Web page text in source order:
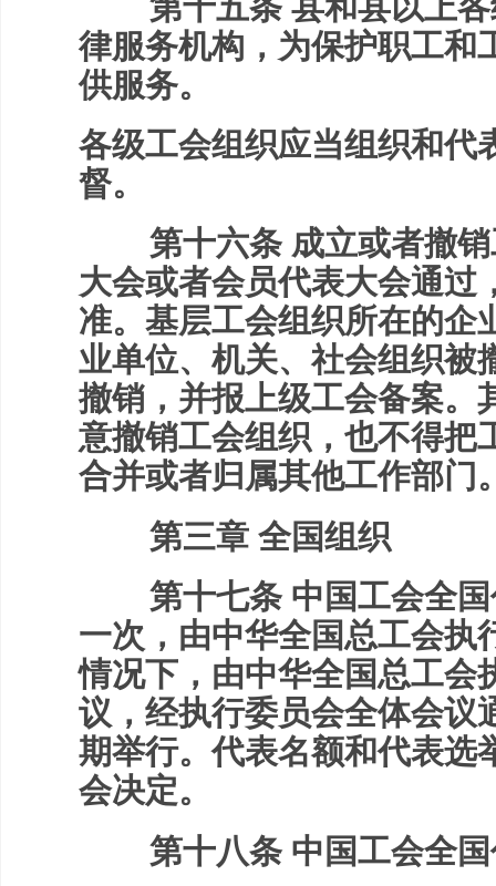
律服务机构，为保护职工和
供服务。
各级工会组织应当组织和代
督。
第十六条 成立或者撤销
大会或者会员代表大会通过
准。基层工会组织所在的企
业单位、机关、社会组织被
撤销，并报上级工会备案。
意撤销工会组织，也不得把
合并或者归属其他工作部门
第三章 全国组织
第十七条 中国工会全国
一次，由中华全国总工会执
情况下，由中华全国总工会
议，经执行委员会全体会议
期举行。代表名额和代表选
会决定。
第十八条 中国工会全国